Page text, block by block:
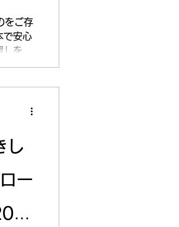
をご存
で安心
を開
側通
取り
メンバ
ルだ
を守
し
ー